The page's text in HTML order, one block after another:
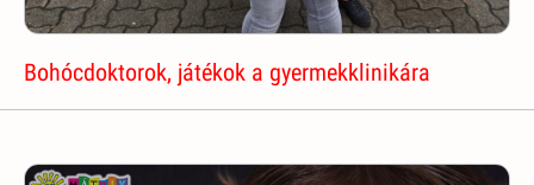
Bohócdoktorok, játékok a gyermekklinikára